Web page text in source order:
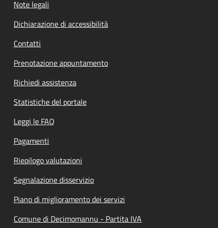
Note legali
Dichiarazione di accessibilità
Contatti
Prenotazione appuntamento
Richiedi assistenza
Statistiche del portale
Leggi le FAQ
Pagamenti
Riepilogo valutazioni
Segnalazione disservizio
Piano di miglioramento dei servizi
Comune di Decimomannu - Partita IVA